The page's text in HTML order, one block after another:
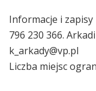
Informacje i
796 230 366.
k_arkady@vp.pl
Liczba miejsc